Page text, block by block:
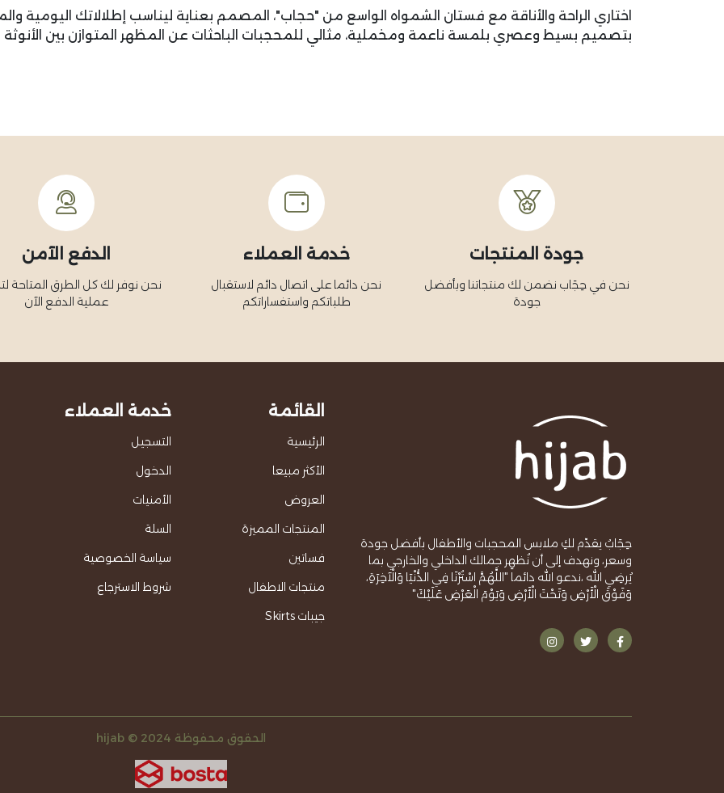
اختاري الراحة والأناقة مع فستان الشمواه الواسع من "حجاب"، المصمم بعناية ليناسب إطلالاتك اليومية
بتصميم بسيط وعصري بلمسة ناعمة ومخملية، مثالي للمحجبات الباحثات عن المظهر المتوازن بين
جودة المنتجات
نحن في حِجَاب نضمن لك منتجاتنا وبأفضل
جودة
خدمة العملاء
نحن دائما على اتصال دائم لاستقبال
طلباتكم واستفساراتكم
الدفع الآمن
نحن نوفر لك كل الطرق المتاحة
عملية الدفع الآن
حِجَابُ يقدّم لكِ ملابس المحجبات والأطفال بأفضل جودة
وسعر، ونهدف إلى أن نُظهِر جمالك الداخلي والخارجي بما
يُرضِي الله ،ندعو الله دائما "اللَّهُمَّ اسْتُرْنَا فِي الدُّنْيَا وَالْآخِرَةِ،
وَفَوْقَ الْأَرْضِ وَتَحْتَ الْأَرْضِ وَيَوْمَ الْعَرْضِ عَلَيْكَ"
القائمة
الرئيسية
الأكثر مبيعا
العروض
المنتجات المميزة
فساتين
منتجات الاطفال
جيبات Skirts
خدمة العملاء
التسجيل
الدخول
الأمنيات
السلة
سياسة الخصوصية
شروط الاسترجاع
الحقوق محفوظة 2024 © hijab